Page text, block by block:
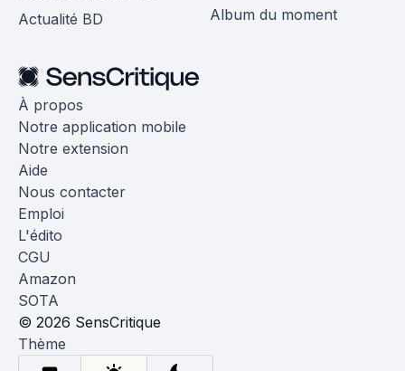
Actualité BD
Album du moment
À propos
Notre application mobile
Notre extension
Aide
Nous contacter
Emploi
L'édito
CGU
Amazon
SOTA
© 2026 SensCritique
Thème